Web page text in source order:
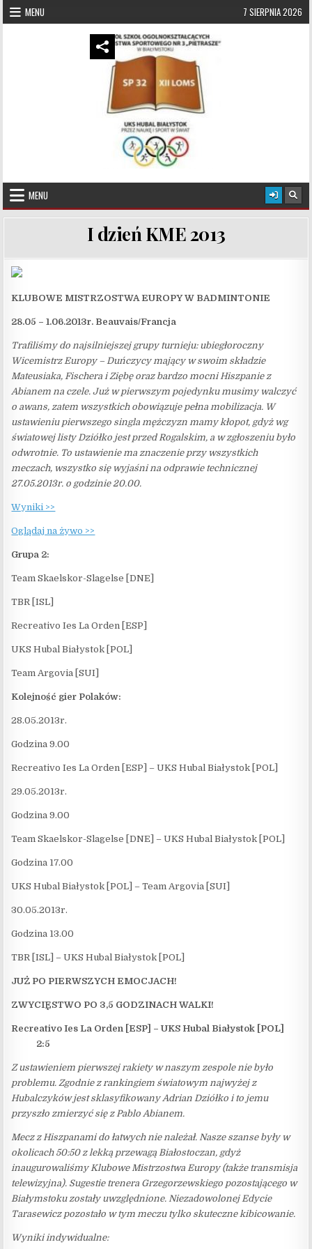
Skip to content
MENU 7 SIERPNIA 2026
UKS Hubal Białystok
MENU
I dzień KME 2013
KLUBOWE MISTRZOSTWA EUROPY W BADMINTONIE
28.05 – 1.06.2013r. Beauvais/Francja
Trafiliśmy do najsilniejszej grupy turnieju: ubiegłoroczny
Wicemistrz Europy – Duńczycy mający w swoim składzie
Mateusiaka, Fischera i Ziębę oraz bardzo mocni Hiszpanie z
Abianem na czele. Już w pierwszym pojedynku musimy walczyć
o awans, zatem wszystkich obowiązuje pełna mobilizacja. W
ustawieniu pierwszego singla mężczyzn mamy kłopot, gdyż wg
światowej listy Dziółko jest przed Rogalskim, a w zgłoszeniu było
odwrotnie. To ustawienie ma znaczenie przy wszystkich
meczach, wszystko się wyjaśni na odprawie technicznej
27.05.2013r. o godzinie 20.00.
Wyniki >>
Oglądaj na żywo >>
Grupa 2:
Team Skaelskor-Slagelse [DNE]
TBR [ISL]
Recreativo Ies La Orden [ESP]
UKS Hubal Białystok [POL]
Team Argovia [SUI]
Kolejność gier Polaków:
28.05.2013r.
Godzina 9.00
Recreativo Ies La Orden [ESP] – UKS Hubal Białystok [POL]
29.05.2013r.
Godzina 9.00
Team Skaelskor-Slagelse [DNE] – UKS Hubal Białystok [POL]
Godzina 17.00
UKS Hubal Białystok [POL] – Team Argovia [SUI]
30.05.2013r.
Godzina 13.00
TBR [ISL] – UKS Hubal Białystok [POL]
JUŻ PO PIERWSZYCH EMOCJACH!
ZWYCIĘSTWO PO 3,5 GODZINACH WALKI!
Recreativo Ies La Orden [ESP] – UKS Hubal Białystok [POL]
2:5
Z ustawieniem pierwszej rakiety w naszym zespole nie było
problemu. Zgodnie z rankingiem światowym najwyżej z
Hubalczyków jest sklasyfikowany Adrian Dziółko i to jemu
przyszło zmierzyć się z Pablo Abianem.
Mecz z Hiszpanami do łatwych nie należał. Nasze szanse były w
okolicach 50:50 z lekką przewagą Białostoczan, gdyż
inaugurowaliśmy Klubowe Mistrzostwa Europy (także transmisja
telewizyjna). Sugestie trenera Grzegorzewskiego pozostającego w
Białymstoku zostały uwzględnione. Niezadowolonej Edycie
Tarasewicz pozostało w tym meczu tylko skuteczne kibicowanie.
Wyniki indywidualne: